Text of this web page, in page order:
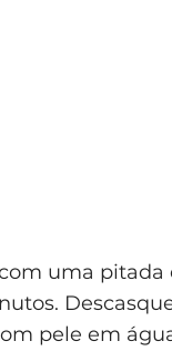
uma pitada
pele em